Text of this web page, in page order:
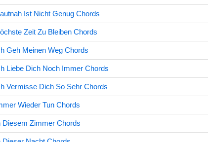
Ist Nicht Genug Chords
Zeit Zu Bleiben Chords
Geh Meinen Weg Chords
Liebe Dich Noch Immer Chords
Vermisse Dich So Sehr Chords
Wieder Tun Chords
Diesem Zimmer Chords